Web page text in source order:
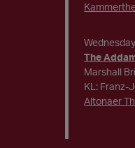
The
Marshall
KL: Franz-
Altonaer